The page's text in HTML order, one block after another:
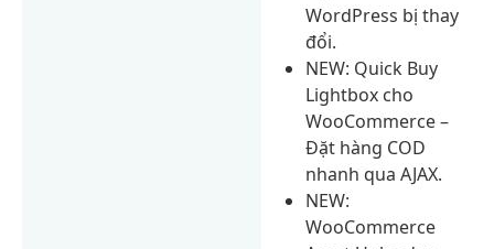
WordPress bị thay
đổi.
NEW: Quick Buy
Lightbox cho
WooCommerce –
Đặt hàng COD
nhanh qua AJAX.
NEW:
WooCommerce